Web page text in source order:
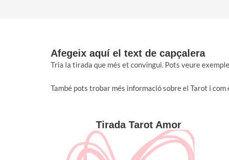
Afegeix aquí el text de capçalera
Tria la tirada que més et convingui. Pots veure
També pots trobar més informació sobre el Tarot i com
Tirada Tarot Amor